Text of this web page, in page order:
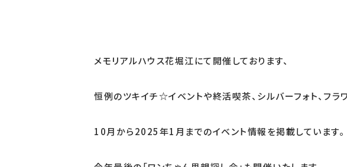
メモリアルハウス花堀江にて開催しております、
恒例のツキイチ☆イベントや終活喫茶、シルバーフォト、フラ
10月から2025年1月までのイベント情報を掲載しています。